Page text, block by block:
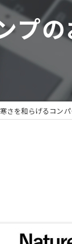
マット
チェア
テーブル
調理器具
プ
寒さを和らげるコン